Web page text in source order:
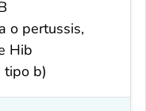
o pertussis,
Hib
tipo b)